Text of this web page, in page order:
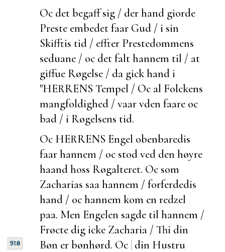
Oc detbegaff sig / der hand giorde
Preste embedet faar Gud / i sin
Skifftis tid / effter Prestedommens
seduane / oc det falt hannem til / at
giffue Røgelse / da gick hand i
"HERRENS Tempel / Oc al Folckens
mangfoldighed / vaar vden faare oc
bad / i Røgelsens tid.
Oc HERRENS Engel obenbaredis
faar hannem / oc stod ved den høyre
haand hoss Røgalteret. Oc som
Zacharias saa hannem / forferdedis
hand / oc hannem kom en redzel
paa. Men Engelen sagde til hannem /
Frøcte dig icke Zacharia / Thi din
Bøn er bønhørd. Oc |
918
din Hustru